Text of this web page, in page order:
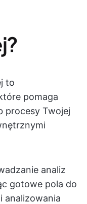
to
pomaga
procesy Twojej
analiz
gotowe pola do
analizowania